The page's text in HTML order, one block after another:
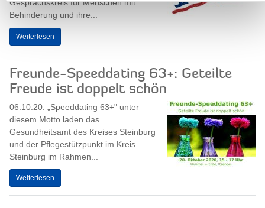
Gesprächskreis für Menschen mit
Behinderung und ihre...
Weiterlesen
Freunde-Speeddating 63+: Geteilte
Freude ist doppelt schön
06.10.20: „Speeddating 63+" unter
diesem Motto laden das
Gesundheitsamt des Kreises Steinburg
und der Pflegestützpunkt im Kreis
Steinburg im Rahmen...
Weiterlesen